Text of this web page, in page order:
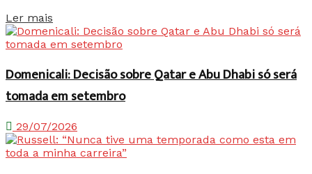
Ler mais
Domenicali: Decisão sobre Qatar e Abu Dhabi só será
tomada em setembro
29/07/2026